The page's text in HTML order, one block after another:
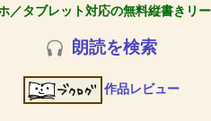
／タブレット対応の無料縦書きリ
朗読を検索
作品レビュー